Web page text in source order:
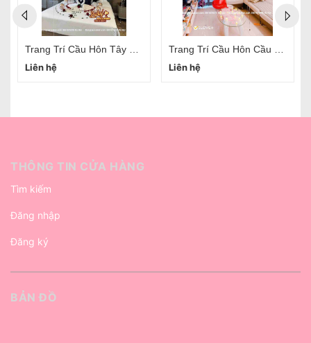
Trang Trí Cầu Hôn Tây Hồ Hà Nội
Liên hệ
Trang Trí Cầu Hôn Cầu Giấy Hà Nội
Liên hệ
THÔNG TIN CỬA HÀNG
Tìm kiếm
Đăng nhập
Đăng ký
BẢN ĐỒ